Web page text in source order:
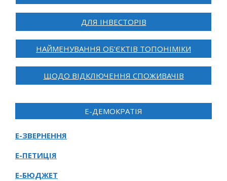
ДЛЯ ІНВЕСТОРІВ
НАЙМЕНУВАННЯ ОБ’ЄКТІВ ТОПОНІМІКИ
ЩОДО ВІДКЛЮЧЕННЯ СПОЖИВАЧІВ
Е-ДЕМОКРАТІЯ
Е-ЗВЕРНЕННЯ
Е-ПЕТИЦІЯ
Е-БЮДЖЕТ